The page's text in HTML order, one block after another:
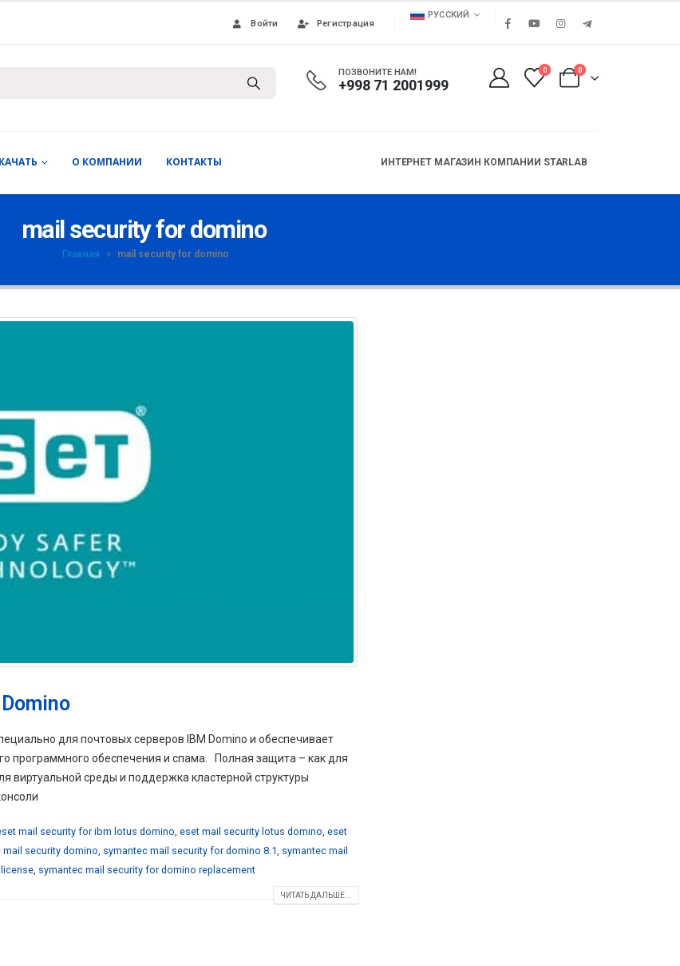
Войти Регистрация
РУССКИЙ
ПОЗВОНИТЕ НАМ!
+998 71 2001999
0 0
О КОМПАНИИ КОНТАКТЫ ИНТЕРНЕТ МАГАЗИН КОМПАНИИ STARLAB
mail security for domino
Главная » mail security for domino
для почтовых серверов IBM Domino и обеспечивает
программного обеспечения и спама. Полная защита – как для
виртуальной среды и поддержка кластерной структуры
mail security for ibm lotus domino eset mail security lotus domino eset
mail security domino symantec mail security for domino 8.1 symantec mail
symantec mail security for domino replacement
ЧИТАТЬ ДАЛЬШЕ...